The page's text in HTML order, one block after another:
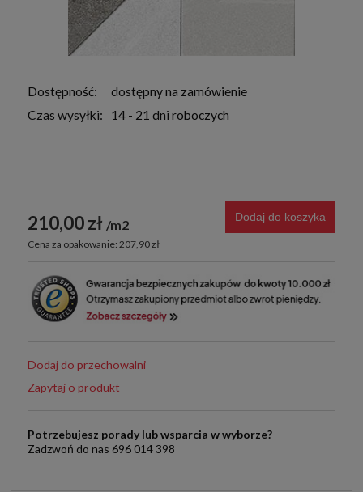
Dostępność:
dostępny na zamówienie
Czas wysyłki:
14 - 21 dni roboczych
210,00 zł m2
Cena za opakowanie: 207,90 zł
Dodaj do koszyka
Dodaj do przechowalni
Zapytaj o produkt
Potrzebujesz porady lub wsparcia w wyborze?
Zadzwoń do nas 696 014 398